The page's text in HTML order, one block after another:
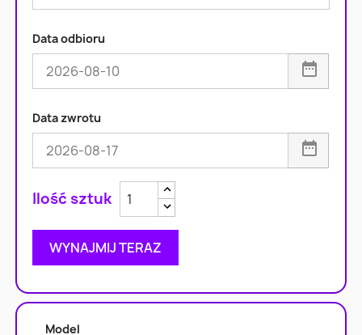
Data odbioru
Data zwrotu
Zwiększ ilość
Zmniejsz ilość
WYNAJMIJ TERAZ
Model